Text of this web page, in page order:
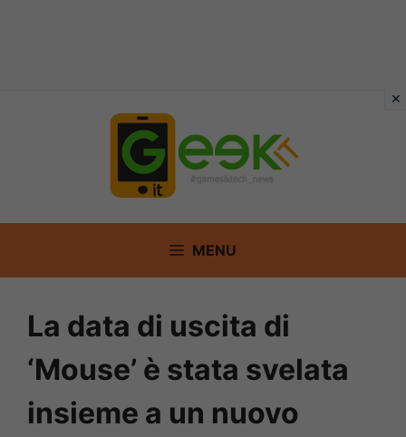
MENU
La data di uscita di
‘Mouse’ è stata svelata
insieme a un nuovo